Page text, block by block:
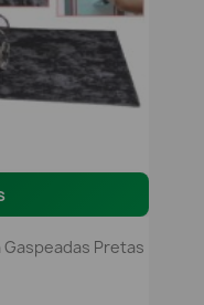
Gaspeadas Pretas